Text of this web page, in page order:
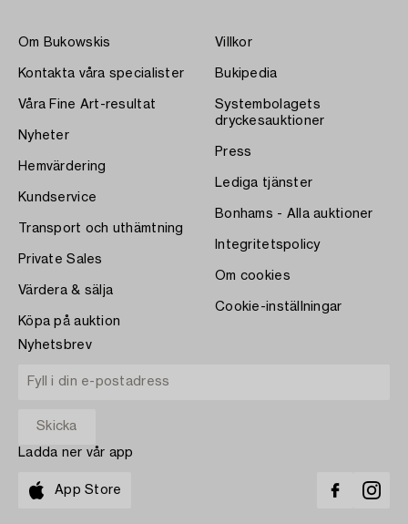
Om Bukowskis
Kontakta våra specialister
Våra Fine Art-resultat
Nyheter
Hemvärdering
Kundservice
Transport och uthämtning
Private Sales
Värdera & sälja
Köpa på auktion
Villkor
Bukipedia
Systembolagets
dryckesauktioner
Press
Lediga tjänster
Bonhams - Alla auktioner
Integritetspolicy
Om cookies
Cookie-inställningar
Nyhetsbrev
Ladda ner vår app
App Store